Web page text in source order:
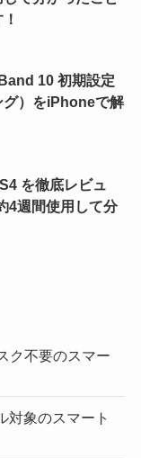
10 初期設定
グ）をiPhoneで解
を徹底レビュ
4週間使用して分
ク不要のスマー
対象のスマート